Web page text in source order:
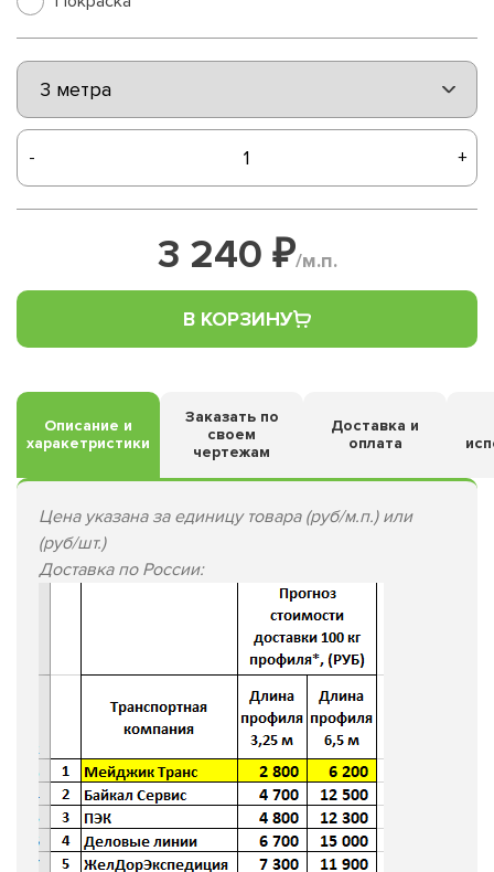
- +
3 240 ₽/м.п.
В КОРЗИНУ
Описание и
харакетристики
Заказать по
своем
чертежам
Доставка и
оплата
Цена указана за единицу товара (руб/м.п.) или
(руб/шт.)
Доставка по России: